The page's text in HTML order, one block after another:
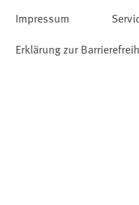
Impressum
Erklärung zur